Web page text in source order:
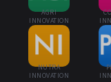
AGRI
INNOVATION
NUTRA
INNOVATION